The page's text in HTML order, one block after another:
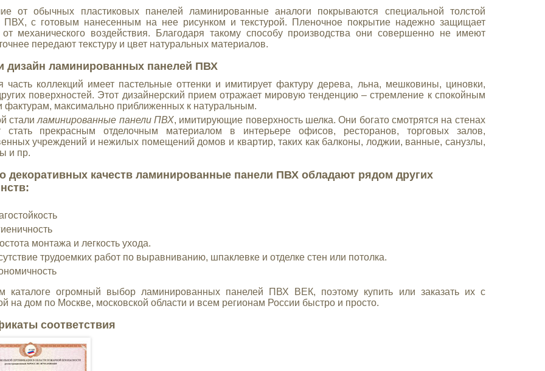
от обычных пластиковых панелей ламинированные аналоги покрываются специальной толстой
ПВХ, с готовым нанесенным на нее рисунком и текстурой. Пленочное покрытие надежно защищает
от механического воздействия. Благодаря такому способу производства они совершенно не имеют
передают текстуру и цвет натуральных материалов.
дизайн ламинированных панелей ПВХ
часть коллекций имеет пастельные оттенки и имитирует фактуру дерева, льна, мешковины, циновки,
поверхностей. Этот дизайнерский прием отражает мировую тенденцию – стремление к спокойным
фактурам, максимально приближенных к натуральным.
сталиламинированные панели ПВХ, имитирующие поверхность шелка. Они богато смотрятся на стенах
стать прекрасным отделочным материалом в интерьере офисов, ресторанов, торговых залов,
учреждений и нежилых помещений домов и квартир, таких как балконы, лоджии, ванные, санузлы,
и пр.
декоративных качеств ламинированные панели ПВХ обладают рядом других
монтажа и легкость ухода.
трудоемких работ по выравниванию, шпаклевке и отделке стен или потолка.
каталоге огромный выбор ламинированных панелей ПВХ ВЕК, поэтому купить или заказать их с
на дом по Москве, московской области и всем регионам России быстро и просто.
соответствия